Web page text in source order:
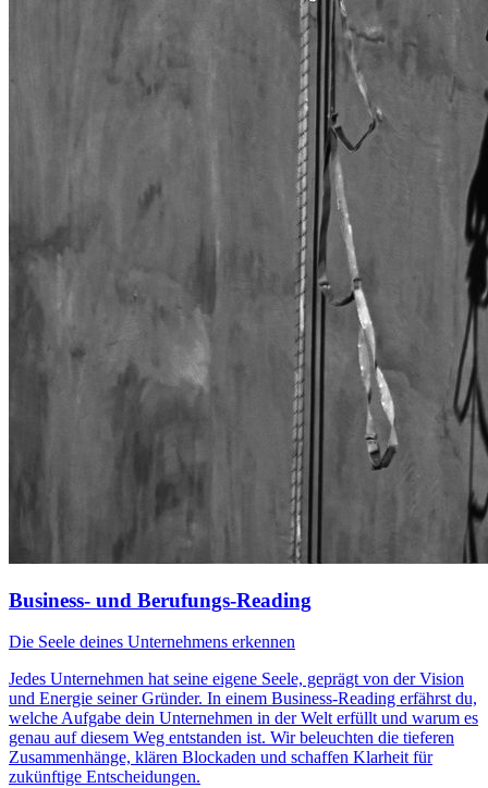
Business- und Berufungs-Reading
Die Seele deines Unternehmens erkennen
Jedes Unternehmen hat seine eigene Seele, geprägt von der Vision
und Energie seiner Gründer. In einem Business-Reading erfährst du,
welche Aufgabe dein Unternehmen in der Welt erfüllt und warum es
genau auf diesem Weg entstanden ist. Wir beleuchten die tieferen
Zusammenhänge, klären Blockaden und schaffen Klarheit für
zukünftige Entscheidungen.